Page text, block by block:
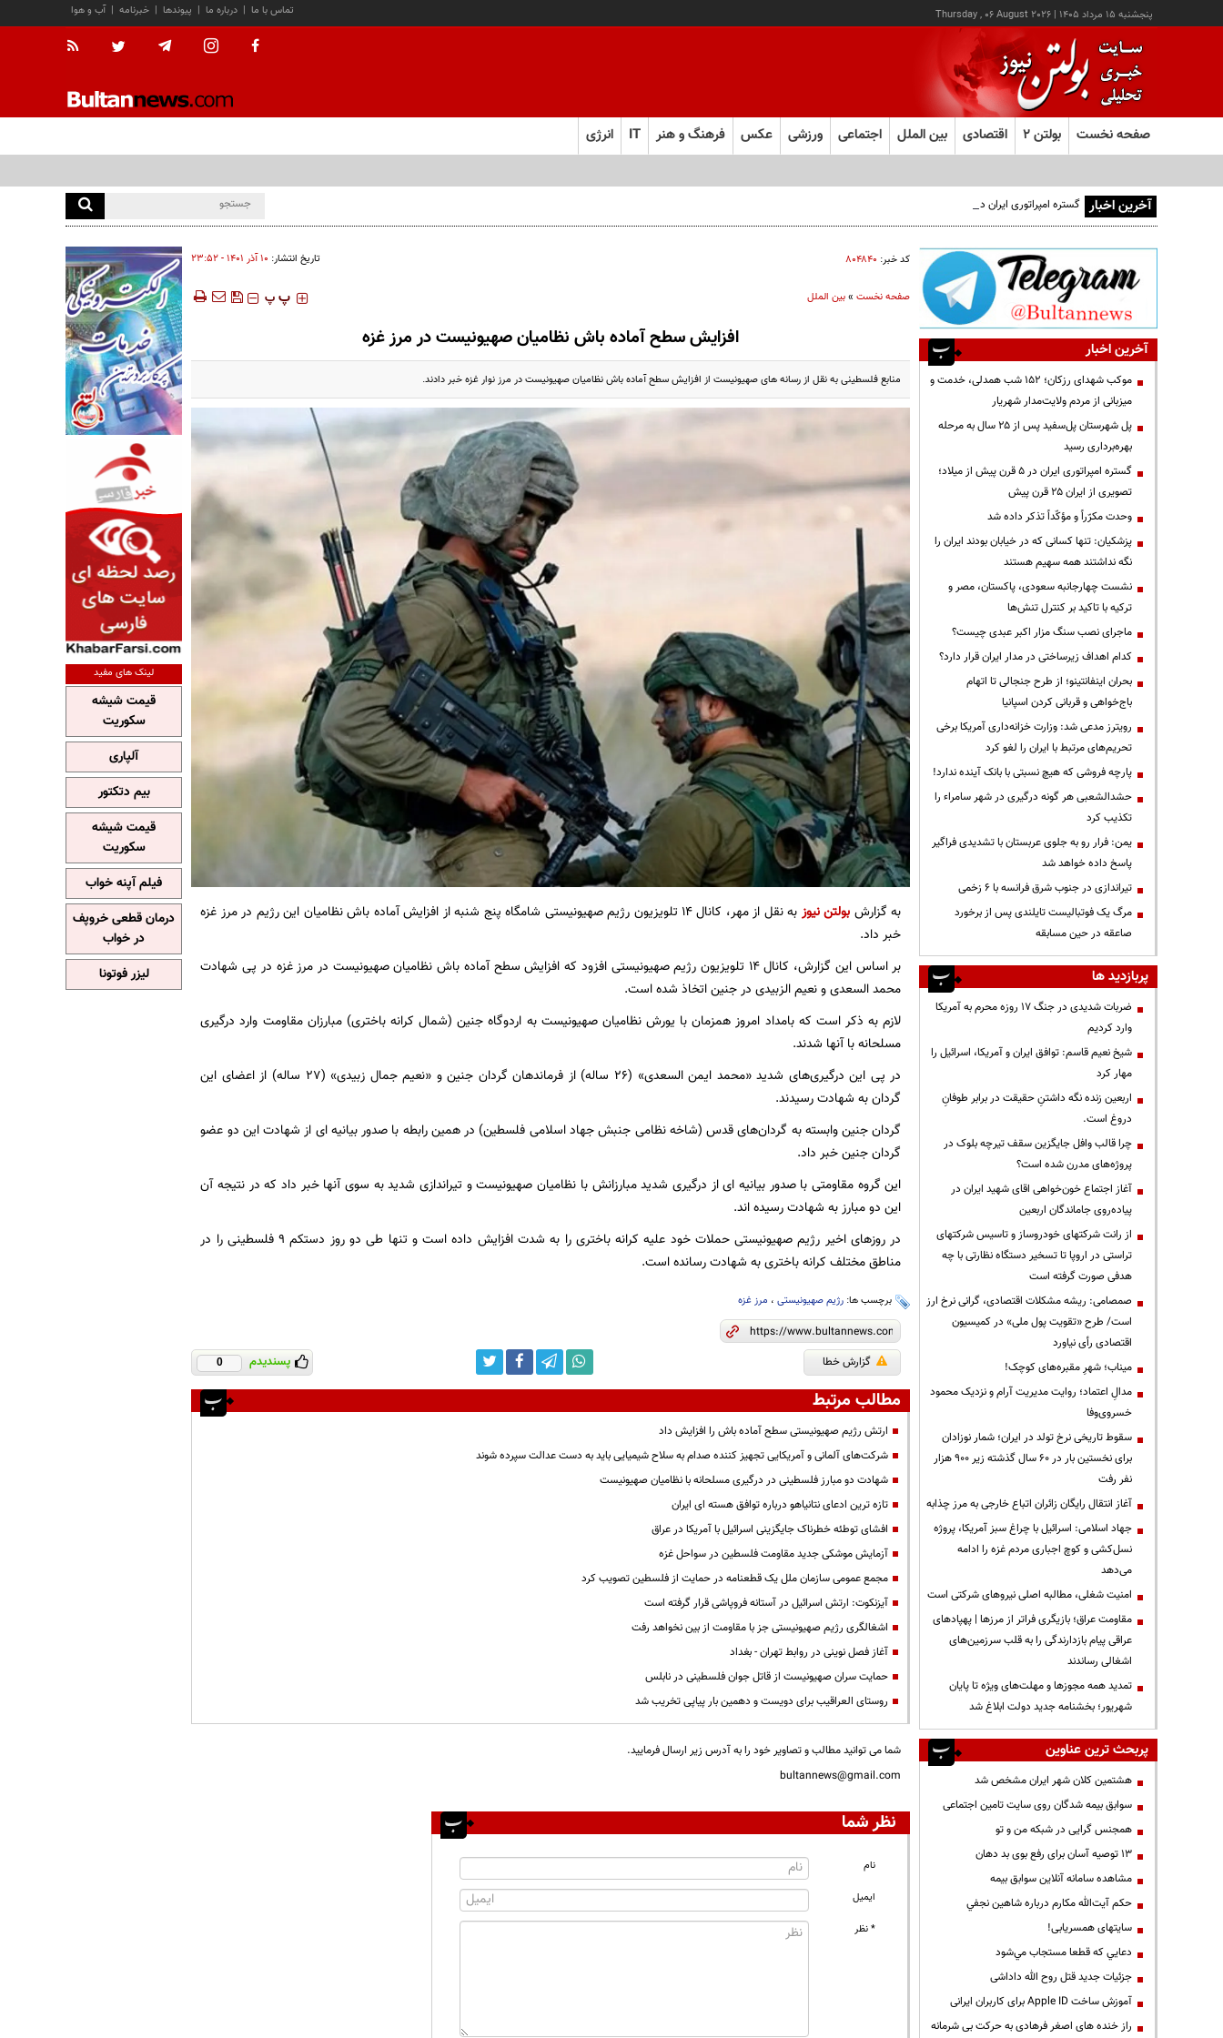
پنجشنبه ۱۵ مرداد ۱۴۰۵ |
Thursday , 06 August 2026 آب و هوا | خبرنامه | پیوندها | درباره ما | تماس با ما
صفحه نخست بولتن ۲ اقتصادی بین الملل اجتماعی ورزشی عکس فرهنگ و هنر IT انرژی
آخرین اخبار گستره امپراتوری ایران در ۵ قرن پیش از میلاد؛ تصویری از ایران ۲۵ قرن پیش
کد خبر: ۸۰۴۸۴۰ تاریخ انتشار: ۱۰ آذر ۱۴۰۱ - ۲۳:۵۲
صفحه نخست»بین الملل ‍‍‍ پ پ
افزایش سطح آماده باش نظامیان صهیونیست در مرز غزه
منابع فلسطینی به نقل از رسانه های صهیونیست از افزایش سطح آماده باش نظامیان صهیونیست در مرز نوار غزه خبر دادند.
به گزارش بولتن نیوز
به نقل از مهر، کانال ۱۴ تلویزیون رژیم صهیونیستی شامگاه پنج شنبه از افزایش آماده باش نظامیان این رژیم در مرز غزه
خبر داد.
بر اساس این گزارش، کانال ۱۴ تلویزیون رژیم صهیونیستی افزود که افزایش سطح آماده باش نظامیان صهیونیست در مرز غزه در پی شهادت
محمد السعدی و نعیم الزبیدی در جنین اتخاذ شده است.
لازم به ذکر است که بامداد امروز همزمان با یورش نظامیان صهیونیست به اردوگاه جنین (شمال کرانه باختری) مبارزان مقاومت وارد درگیری
مسلحانه با آنها شدند.
در پی این درگیری‌های شدید «محمد ایمن السعدی» (۲۶ ساله) از فرماندهان گردان جنین و «نعیم جمال زبیدی» (۲۷ ساله) از اعضای این
گردان به شهادت رسیدند.
گردان جنین وابسته به گردان‌های قدس (شاخه نظامی جنبش جهاد اسلامی فلسطین) در همین رابطه با صدور بیانیه ای از شهادت این دو عضو
گردان جنین خبر داد.
این گروه مقاومتی با صدور بیانیه ای از درگیری شدید مبارزانش با نظامیان صهیونیست و تیراندازی شدید به سوی آنها خبر داد که در نتیجه آن
این دو مبارز به شهادت رسیده اند.
در روزهای اخیر رژیم صهیونیستی حملات خود علیه کرانه باختری را به شدت افزایش داده است و تنها طی دو روز دستکم ۹ فلسطینی را در
مناطق مختلف کرانه باختری به شهادت رسانده است.
برچسب ها: رژیم صهیونیستی، مرز غزه
گزارش خطا پسندیدم 0
مطالب مرتبط
ارتش رژیم صهیونیستی سطح آماده باش را افزایش داد
شرکت‌های آلمانی و آمریکایی تجهیز کننده صدام به سلاح شیمیایی باید به دست عدالت سپرده شوند
شهادت دو مبارز فلسطینی در درگیری مسلحانه با نظامیان صهیونیست
تازه ترین ادعای نتانیاهو درباره توافق هسته ای ایران
افشای توطئه خطرناک جایگزینی اسرائیل با آمریکا در عراق
آزمایش موشکی جدید مقاومت فلسطین در سواحل غزه
مجمع عمومی سازمان ملل یک قطعنامه در حمایت از فلسطین تصویب کرد
آیزنکوت: ارتش اسرائیل در آستانه فروپاشی قرار گرفته است
اشغالگری رژیم صهیونیستی جز با مقاومت از بین نخواهد رفت
آغاز فصل نوینی در روابط تهران - بغداد
حمایت سران صهیونیست از قاتل جوان فلسطینی در نابلس
روستای العراقیب برای دویست و دهمین بار پیاپی تخریب شد
شما می توانید مطالب و تصاویر خود را به آدرس زیر ارسال فرمایید.
bultannews@gmail.com
نظر شما
نام
ایمیل
* نظر
آخرین اخبار
موکب شهدای رزکان؛ ۱۵۲ شب همدلی، خدمت و
میزبانی از مردم ولایت‌مدار شهریار
پل شهرستان پل‌سفید پس از ۲۵ سال به مرحله
بهره‌برداری رسید
گستره امپراتوری ایران در ۵ قرن پیش از میلاد؛
تصویری از ایران ۲۵ قرن پیش
وحدت مکرّراً و مؤکّداً تذکر داده شد
پزشکیان: تنها کسانی که در خیابان بودند ایران را
نگه نداشتند همه سهیم هستند
نشست چهارجانبه سعودی، پاکستان، مصر و
ترکیه با تاکید بر کنترل تنش‌ها
ماجرای نصب سنگ مزار اکبر عبدی چیست؟
کدام اهداف زیرساختی در مدار ایران قرار دارد؟
بحران اینفانتینو؛ از طرح جنجالی تا اتهام
باج‌خواهی و قربانی کردن اسپانیا
رویترز مدعی شد: وزارت خزانه‌داری آمریکا برخی
تحریم‌های مرتبط با ایران را لغو کرد
پارچه فروشی که هیچ نسبتی با بانک آینده ندارد!
حشدالشعبی هر گونه درگیری در شهر سامراء را
تکذیب کرد
یمن: فرار رو به جلوی عربستان با تشدیدی فراگیر
پاسخ داده خواهد شد
تیراندازی در جنوب شرق فرانسه با ۶ زخمی
مرگ یک فوتبالیست تایلندی پس از برخورد
صاعقه در حین مسابقه
پربازدید ها
ضربات شدیدی در جنگ ۱۷ روزه محرم به آمریکا
وارد کردیم
شیخ نعیم قاسم: توافق ایران و آمریکا، اسرائیل را
مهار کرد
اربعین زنده نگه داشتنِ حقیقت در برابر طوفانِ
دروغ است.
چرا قالب وافل جایگزین سقف تیرچه بلوک در
پروژه‌های مدرن شده است؟
آغاز اجتماع خون‌خواهی اقای شهید ایران در
پیاده‌روی جاماندگان اربعین
از رانت‌ شرکتهای خودروساز و تاسیس شرکتهای
تراستی در اروپا تا تسخیر دستگاه نظارتی با چه
هدفی صورت گرفته است
صمصامی: ریشه مشکلات اقتصادی، گرانی نرخ ارز
است/ طرح «تقویت پول ملی» در کمیسیون
اقتصادی رأی نیاورد
میناب؛ شهرِ مقبره‌های کوچک!
مدالِ اعتماد؛ روایت مدیریت آرام و نزدیک محمود
خسروی‌وفا
سقوط تاریخی نرخ تولد در ایران؛ شمار نوزادان
برای نخستین بار در ۶۰ سال گذشته زیر ۹۰۰ هزار
نفر رفت
آغاز انتقال رایگان زائران اتباع خارجی به مرز چذابه
جهاد اسلامی: اسرائیل با چراغ سبز آمریکا، پروژه
نسل‌کشی و کوچ اجباری مردم غزه را ادامه
می‌دهد
‌امنیت شغلی، مطالبه اصلی نیروهای شرکتی است
مقاومت عراق؛ بازیگری فراتر از مرزها | پهپادهای
عراقی پیام بازدارندگی را به قلب سرزمین‌های
اشغالی رساندند
تمدید همه مجوزها و مهلت‌های ویژه تا پایان
شهریور؛ بخشنامه جدید دولت ابلاغ شد
پربحث ترین عناوین
هشتمین کلان شهر ایران مشخص شد
سوابق بیمه شدگان روی سایت تامین اجتماعی
همجنس گرایی در شبکه من و تو
13 توصیه آسان برای رفع بوی بد دهان
مشاهده سامانه آنلاين سوابق بیمه
حكم آيت‌الله مكارم درباره شاهين نجفي
سایتهای همسریابی!
دعايي كه قطعا مستجاب مي‌شود
جزئیات جدید قتل روح الله داداشی
آموزش ساخت Apple ID برای کاربران ایرانی
راز خنده های اصغر فرهادی به حرکت بی شرمانه
لینک های مفید
قیمت شیشه
سکوریت
آلپاری
بیم دتکتور
قیمت شیشه
سکوریت
فیلم آپنه خواب
درمان قطعی خروپف
در خواب
لیزر فوتونا